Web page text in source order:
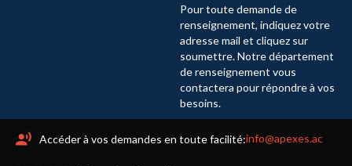
Pour toute demande de
renseignement, indiquez votre
adresse mail et cliquez sur
soumettre. Notre département
de renseignement vous
contactera pour répondre à vos
besoins.
Accéder à vos demandes en toute facilité:info@apexes.ac